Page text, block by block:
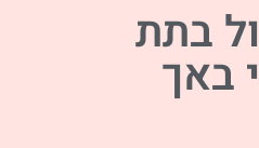
בתת
באך